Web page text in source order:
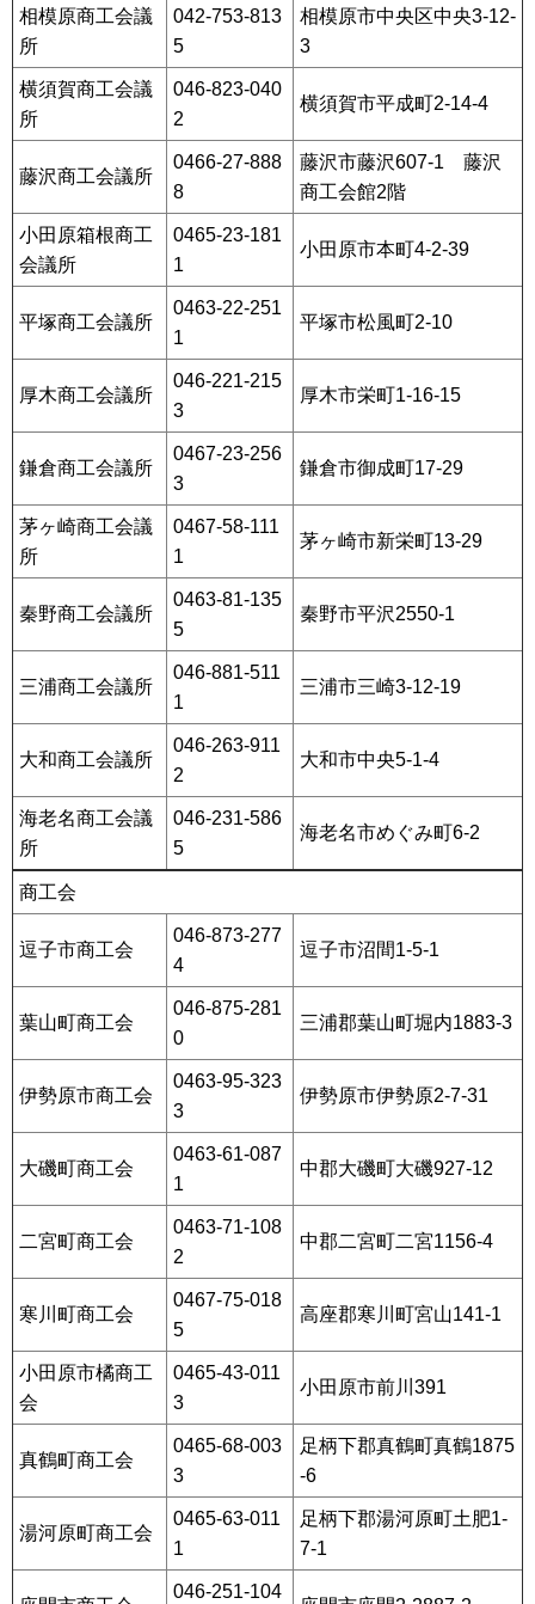
相模原商工会議
所
042-753-813
5
相模原市中央区中央3-12-
3
横須賀商工会議
所
046-823-040
2
横須賀市平成町2-14-4
藤沢商工会議所
0466-27-888
8
藤沢市藤沢607-1 藤沢
商工会館2階
小田原箱根商工
会議所
0465-23-181
1
小田原市本町4-2-39
平塚商工会議所
0463-22-251
1
平塚市松風町2-10
厚木商工会議所
046-221-215
3
厚木市栄町1-16-15
鎌倉商工会議所
0467-23-256
3
鎌倉市御成町17-29
茅ヶ崎商工会議
所
0467-58-111
1
茅ヶ崎市新栄町13-29
秦野商工会議所
0463-81-135
5
秦野市平沢2550-1
三浦商工会議所
046-881-511
1
三浦市三崎3-12-19
大和商工会議所
046-263-911
2
大和市中央5-1-4
海老名商工会議
所
046-231-586
5
海老名市めぐみ町6-2
商工会
逗子市商工会
046-873-277
4
逗子市沼間1-5-1
葉山町商工会
046-875-281
0
三浦郡葉山町堀内1883-3
伊勢原市商工会
0463-95-323
3
伊勢原市伊勢原2-7-31
大磯町商工会
0463-61-087
1
中郡大磯町大磯927-12
二宮町商工会
0463-71-108
2
中郡二宮町二宮1156-4
寒川町商工会
0467-75-018
5
高座郡寒川町宮山141-1
小田原市橘商工
会
0465-43-011
3
小田原市前川391
真鶴町商工会
0465-68-003
3
足柄下郡真鶴町真鶴1875
-6
湯河原町商工会
0465-63-011
1
足柄下郡湯河原町土肥1-
7-1
046-251-104